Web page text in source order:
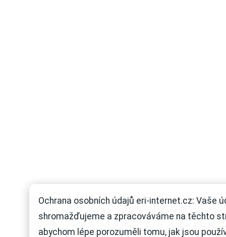
Ochrana osobních údajů eri-internet.cz: Vaše
shromažďujeme a zpracováváme na těchto
abychom lépe porozuměli tomu, jak jsou